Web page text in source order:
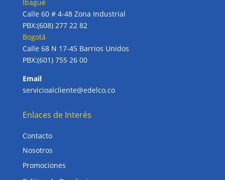
Ibagué
Calle 60 # 4-48 Zona Industrial
PBX:(608) 277 22 82
Bogotá
Calle 68 N 17-45 Barrios Unidos
PBX:(601) 755 26 00
Email
servicioalcliente@edelco.co
Enlaces de Interés
Contacto
Nosotros
Promociones